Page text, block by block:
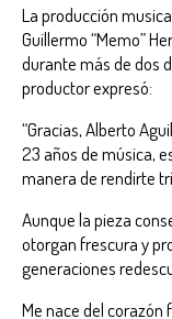
La producción
Guillermo “Memo”
durante más de dos
productor expresó:
“Gracias, Alberto
23 años de música,
manera de rendirte
Aunque la pieza
otorgan frescura y
generaciones
Me nace del